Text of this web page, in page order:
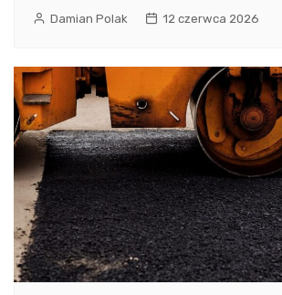
Damian Polak 12 czerwca 2026